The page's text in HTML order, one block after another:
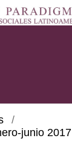
/
junio 2017